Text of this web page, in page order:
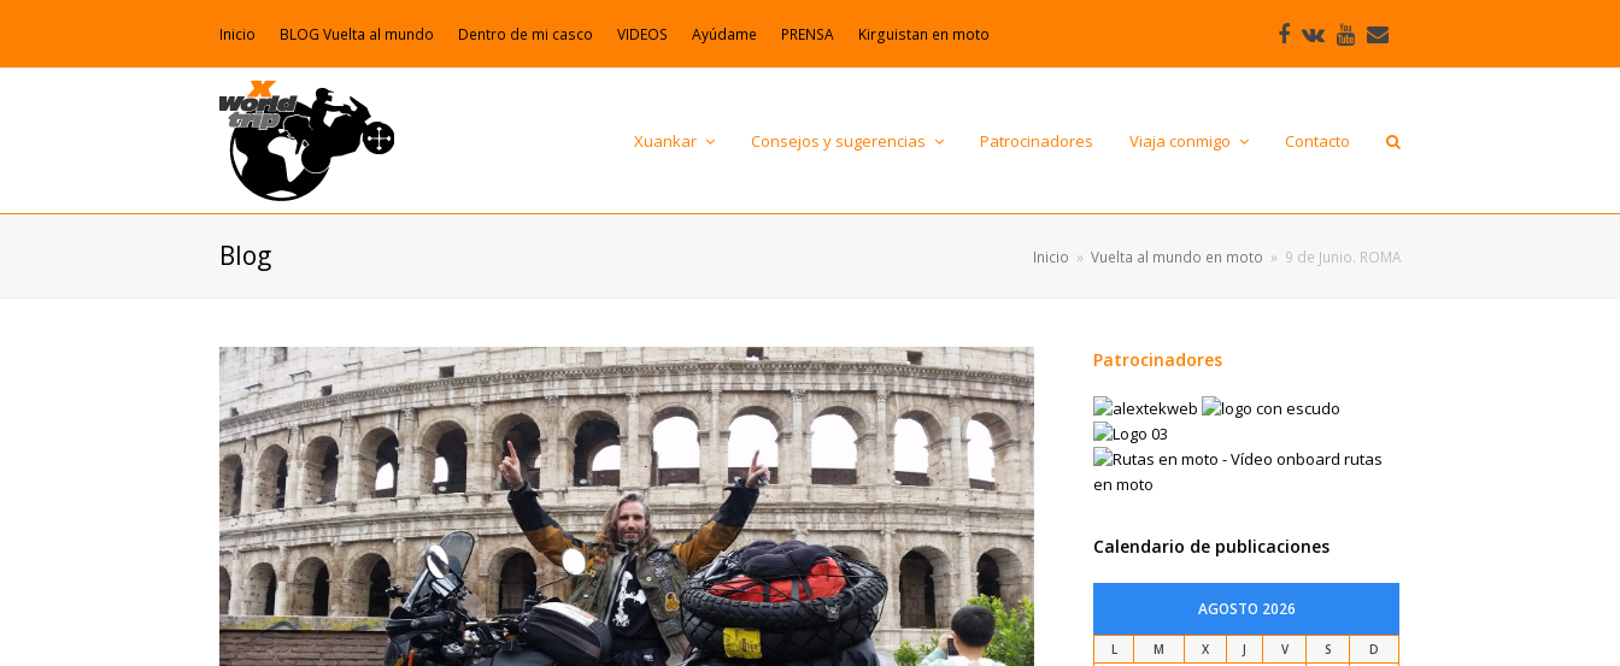
Inicio BLOG Vuelta al mundo Dentro de mi casco VIDEOS Ayúdame PRENSA Kirguistan en moto Facebook
VK Youtube
electrónico
Xuankar Consejos y sugerencias Patrocinadores Viaja conmigo Contacto
Blog Inicio » Vuelta al mundo en moto » 9 de Junio. ROMA
Patrocinadores
Calendario de publicaciones
AGOSTO 2026
L M X J V S
D